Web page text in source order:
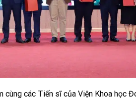
cùng các Tiến sĩ của Viện Khoa học